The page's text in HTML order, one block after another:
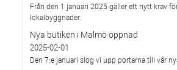
Från den 1 januari 2025 gäller ett nytt krav
lokalbyggnader.
Nya butiken i Malmö öppnad
2025-02-01
Den 7:e januari slog vi upp portarna till vår